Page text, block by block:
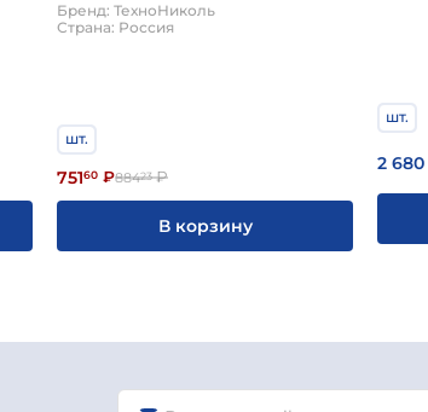
Planterband Duo ТехноНиколь
Мастер
Бренд: ТехноНиколь
Страна: Россия
шт.
75160 ₽88423₽
В корзину
шт.
2 680